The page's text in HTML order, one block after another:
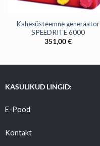
Kahesüsteemne generaator
SPEEDRITE 6000
351,00€
KASULIKUD LINGID:
E-Pood
Kontakt